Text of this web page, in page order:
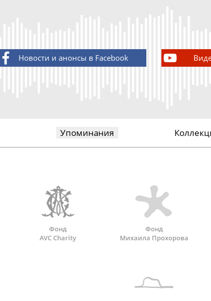
Новости и анонсы в Facebook
Упоминания
Фонд
AVC Charity
Фонд
Михаила Прохорова